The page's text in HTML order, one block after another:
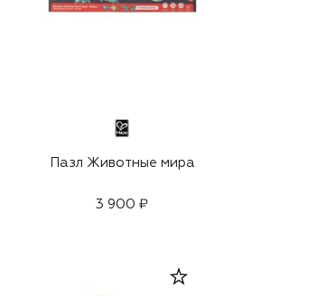
Пазл Животные мира
3 900 ₽